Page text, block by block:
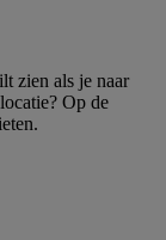
zien als je naar
Op de